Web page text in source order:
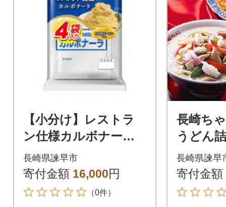
【小分け】レストラ
ン仕様カルボナーラ1
0パックセット(1パッ
ク4袋入) 計40食分(諫
早市)
長崎県諫早市
寄付金額 16,000円
（0件）
長崎ち
うどん
30
長崎県諫早
寄付金額